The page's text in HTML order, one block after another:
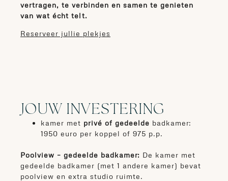
vertragen, te verbinden en samen te genieten
van wat écht telt.
Reserveer jullie plekjes
JOUW INVESTERING
kamer met privé of gedeelde badkamer:
1950 euro per koppel of 975 p.p.
Poolview – gedeelde badkamer: De kamer met
gedeelde badkamer (met 1 andere kamer) bevat
poolview en extra studio ruimte.